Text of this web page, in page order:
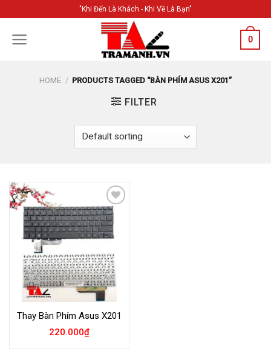
content
"Khi Đến Là Khách - Khi Về Là Bạn"
0
HOME / PRODUCTS TAGGED “BÀN PHÍM ASUS X201”
FILTER
Add to
Wishlist
Thay Bàn Phím Asus X201
220.000₫